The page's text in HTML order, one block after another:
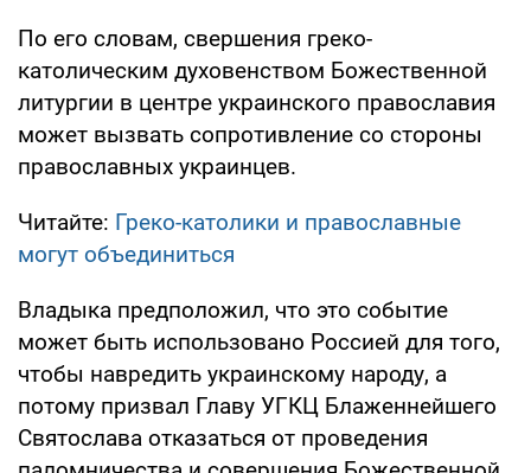
По его словам, свершения греко-
католическим духовенством Божественной
литургии в центре украинского православия
может вызвать сопротивление со стороны
православных украинцев.
Читайте: Греко-католики и православные
могут объединиться
Владыка предположил, что это событие
может быть использовано Россией для того,
чтобы навредить украинскому народу, а
потому призвал Главу УГКЦ Блаженнейшего
Святослава отказаться от проведения